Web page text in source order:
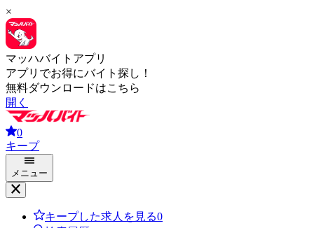
×
マッハバイトアプリ
アプリでお得にバイト探し！
無料ダウンロードはこちら
開く
0
キープ
メニュー
キープした求人を見る0